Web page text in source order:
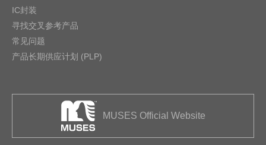
IC封装
寻找交叉参考产品
常见问题
产品长期供应计划 (PLP)
MUSES Official Website